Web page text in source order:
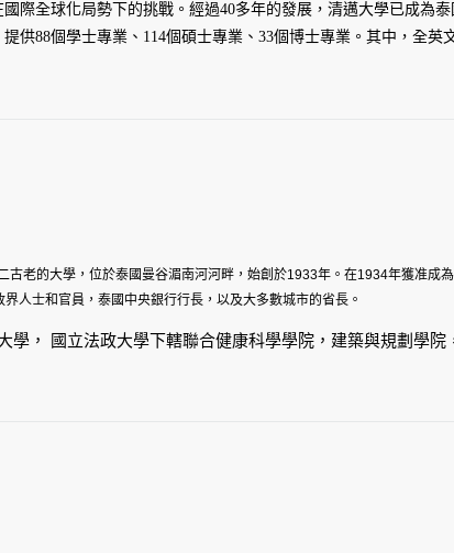
際全球化局勢下的挑戰。經過40多年的發展，清邁大學已成為
供88個學士專業、114個碩士專業、33個博士專業。其中，全英
老的大學，位於泰國曼谷湄南河河畔，始創於1933年。在1934年獲准成為
人士和官員，泰國中央銀行行長，以及大多數城市的省長。
學， 國立法政大學下轄聯合健康科學學院，建築與規劃學
，跨學科研究學院，語言學院等等學術單位。國立法政大